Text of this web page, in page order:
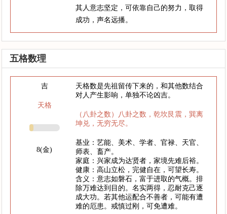
其人意志坚定，可依靠自己的努力，取得
成功，声名远播。
五格数理
吉
天格
8(金)
天格数是先祖留传下来的，和其他数结合
对人产生影响，单独不论凶吉。
（八卦之数）八卦之数，乾坎艮震，巽离
坤兑，无穷无尽。
基业：艺能、美术、学者、官禄、天官、
师表、畜产。
家庭：兴家成为达贤者，家境先难后裕。
健康：高山立松，完健自在，可望长寿。
含义：意志如磐石，富于进取的气概。排
除万难达到目的。名实两得，忍耐克己逐
成大功。若其他运配合不善者，可能有遭
难的厄患。戒慎过刚，可免遭难。